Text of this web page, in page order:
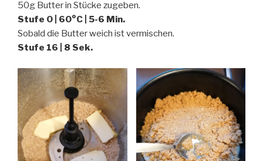
50g Butter in Stücke zugeben.
Stufe 0 | 60°C | 5-6 Min.
Sobald die Butter weich ist vermischen.
Stufe 16 | 8 Sek.